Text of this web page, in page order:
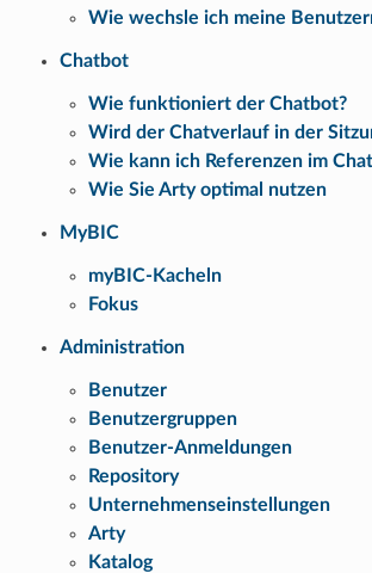
Wie wechsle ich meine
Chatbot
Wie funktioniert der Chatbot?
Wird der Chatverlauf in der
Wie kann ich Referenzen im
Wie Sie Arty optimal nutzen
MyBIC
myBIC-Kacheln
Fokus
Administration
Benutzer
Benutzergruppen
Benutzer-Anmeldungen
Repository
Unternehmenseinstellungen
Arty
Katalog